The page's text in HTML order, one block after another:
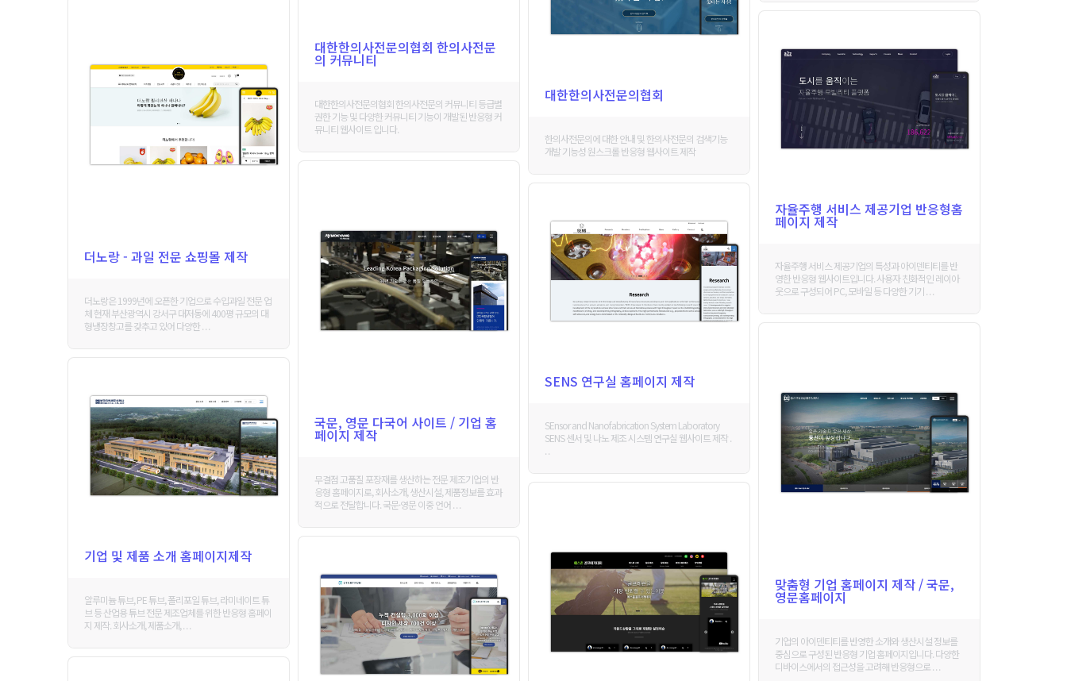
대한한의사전문의협회 한의사전문
의 커뮤니티
대한한의사전문의협회 한의사전문의 커뮤니티 등급별
권한 기능 및 다양한 커뮤니티 기능이 개발된 반응형 커
뮤니티 웹사이트 입니다.
대한한의사전문의협회
한의사전문의에 대한 안내 및 한의사전문의 검색기능
개발 기능성 원스크롤 반응형 웹사이트 제작
더노랑 - 과일 전문 쇼핑몰 제작
더노랑은 1999년에 오픈한 기업으로 수입과일 전문 업
체 현재 부산광역시 강서구 대저동에 400평 규모의 대
형냉장창고를 갖추고 있어 다양한 . . .
자율주행 서비스 제공기업 반응형홈
페이지 제작
자율주행 서비스 제공기업의 특성과 아이덴티티를 반
영한 반응형 웹사이트입니다. 사용자 친화적인 레이아
웃으로 구성되어 PC, 모바일 등 다양한 기기 . . .
국문, 영문 다국어 사이트 / 기업 홈
페이지 제작
무결점 고품질 포장재를 생산하는 전문 제조기업의 반
응형 홈페이지로, 회사소개, 생산시설, 제품정보를 효과
적으로 전달합니다. 국문·영문 이중 언어 . . .
SENS 연구실 홈페이지 제작
SEnsor and Nanofabrication System Laboratory
SENS 센서 및 나노 제조 시스템 연구실 웹사이트 제작 .
. .
맞춤형 기업 홈페이지 제작 / 국문,
영문홈페이지
기업의 아이덴티티를 반영한 소개와 생산시설 정보를
중심으로 구성된 반응형 기업 홈페이지입니다. 다양한
디바이스에서의 접근성을 고려해 반응형으로 . . .
기업 및 제품 소개 홈페이지제작
알루미늄 튜브, PE 튜브, 폴리포일 튜브, 라미네이트 튜
브 등 산업용 튜브 전문 제조업체를 위한 반응형 홈페이
지 제작. 회사소개, 제품소개, . . .